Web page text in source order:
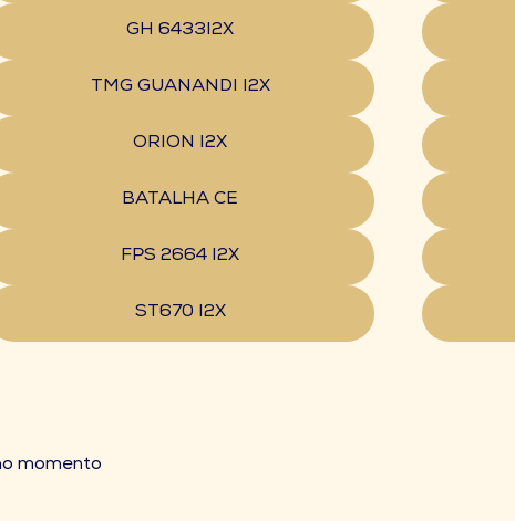
GH 6433I2X
TMG GUANANDI I2X
ORION I2X
BATALHA CE
FPS 2664 I2X
ST670 I2X
momento